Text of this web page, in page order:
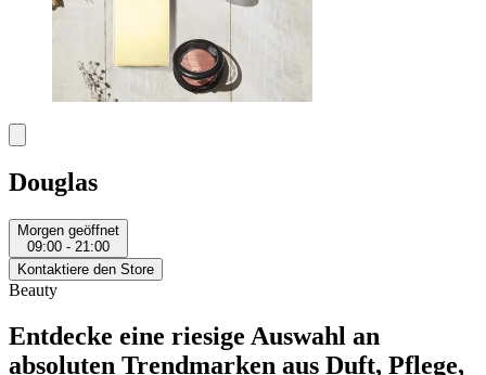
Douglas
Morgen geöffnet
09:00 - 21:00
Kontaktiere den Store
Beauty
Entdecke eine riesige Auswahl an
absoluten Trendmarken aus Duft, Pflege,